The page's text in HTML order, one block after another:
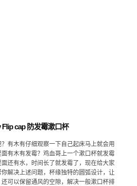
Flip cap 防发霉漱口杯
有木有仔细观察一下自己起床马上就会用
有木有发霉？鸡血哥上一个漱口杯就发霉
面还有水，时间长了就发霉了，现在给大家
解决上述问题，杯缘独特的圆弧设计，让
可以保留通风的空隙，解决一般漱口杯排